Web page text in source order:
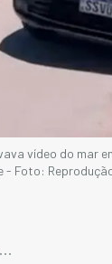
vídeo do mar
- Foto: